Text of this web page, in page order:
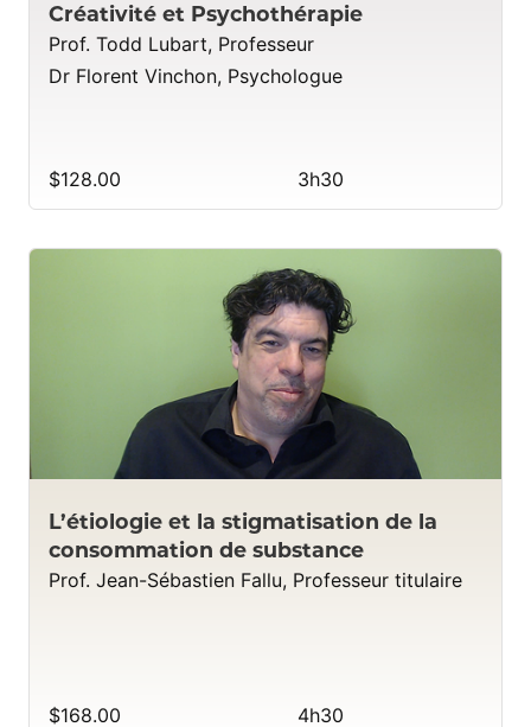
Créativité et Psychothérapie
Prof. Todd Lubart, Professeur
Dr Florent Vinchon, Psychologue
$128.00 3h30
L’étiologie et la stigmatisation de la
consommation de substance
Prof. Jean-Sébastien Fallu, Professeur titulaire
$168.00 4h30